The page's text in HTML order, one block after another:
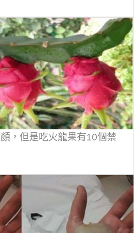
，但是吃火龍果有10個禁